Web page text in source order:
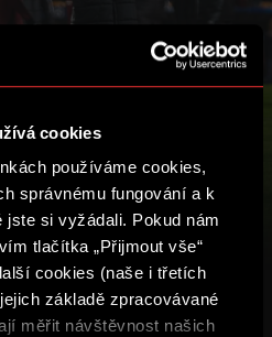
cookies
používáme cookies,
správnému fungování a k
si vyžádali. Pokud nám
tlačítka „Přijmout vše“
cookies (naše i třetích
základě zpracovávané
měřit návštěvnost našich
SEZNAM